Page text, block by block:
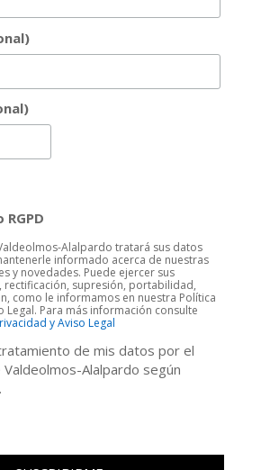
Alalpardo tratará sus datos
informado acerca de nuestras
y novedades. Puede ejercer sus
rectificación, supresión, portabilidad,
como le informamos en nuestra Política
Legal. Para más información consulte
y Aviso Legal
de mis datos por el
Alalpardo según